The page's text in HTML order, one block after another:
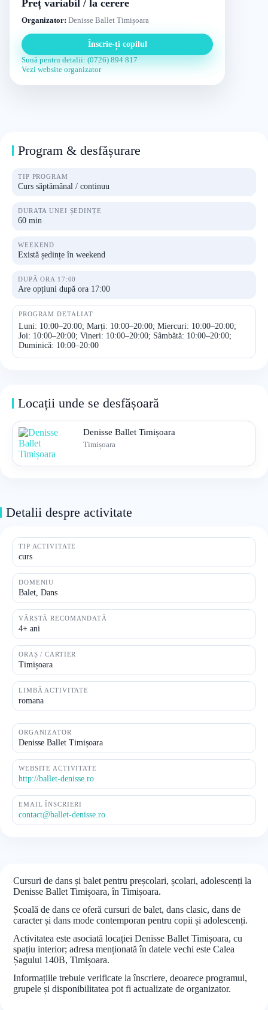
Preț variabil / la cerere
Organizator: Denisse Ballet Timișoara
Înscrie-ți copilul
Sună pentru detalii: (0726) 894 817
Vezi website organizator
Program & desfășurare
TIP PROGRAM
Curs săptămânal / continuu
DURATA UNEI ȘEDINȚE
60 min
WEEKEND
Există ședințe în weekend
DUPĂ ORA 17:00
Are opțiuni după ora 17:00
PROGRAM DETALIAT
Luni: 10:00–20:00; Marți: 10:00–20:00; Miercuri: 10:00–20:00;
Joi: 10:00–20:00; Vineri: 10:00–20:00; Sâmbătă: 10:00–20:00;
Duminică: 10:00–20:00
Locații unde se desfășoară
Denisse Ballet Timișoara
Timișoara
Detalii despre activitate
TIP ACTIVITATE
curs
DOMENIU
Balet, Dans
VÂRSTĂ RECOMANDATĂ
4+ ani
ORAȘ / CARTIER
Timișoara
LIMBĂ ACTIVITATE
romana
ORGANIZATOR
Denisse Ballet Timișoara
WEBSITE ACTIVITATE
http://ballet-denisse.ro
EMAIL ÎNSCRIERI
contact@ballet-denisse.ro
Cursuri de dans și balet pentru preșcolari, școlari, adolescenți la
Denisse Ballet Timișoara, în Timișoara.
Școală de dans ce oferă cursuri de balet, dans clasic, dans de
caracter și dans mode contemporan pentru copii și adolescenți.
Activitatea este asociată locației Denisse Ballet Timișoara, cu
spațiu interior; adresa menționată în datele vechi este Calea
Șagului 140B, Timișoara.
Informațiile trebuie verificate la înscriere, deoarece programul,
grupele și disponibilitatea pot fi actualizate de organizator.